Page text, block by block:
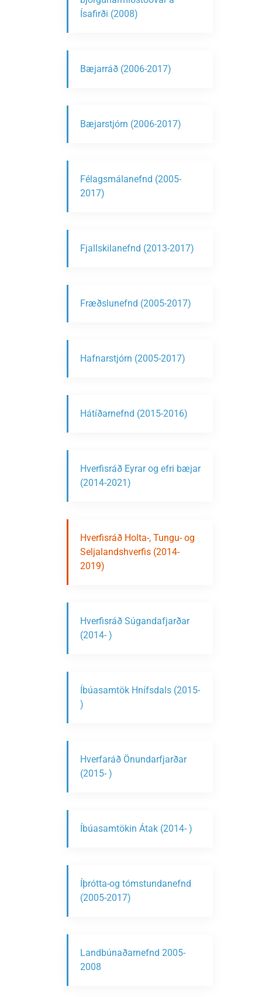
Ísafirði (2008)
Bæjarráð (2006-2017)
Bæjarstjórn (2006-2017)
Félagsmálanefnd (2005-
2017)
Fjallskilanefnd (2013-2017)
Fræðslunefnd (2005-2017)
Hafnarstjórn (2005-2017)
Hátíðarnefnd (2015-2016)
Hverfisráð Eyrar og efri bæjar
(2014-2021)
Hverfisráð Holta-, Tungu- og
Seljalandshverfis (2014-
2019)
Hverfisráð Súgandafjarðar
(2014- )
Íbúasamtök Hnífsdals (2015-
)
Hverfaráð Önundarfjarðar
(2015- )
Íbúasamtökin Átak (2014- )
Íþrótta-og tómstundanefnd
(2005-2017)
Landbúnaðarnefnd 2005-
2008